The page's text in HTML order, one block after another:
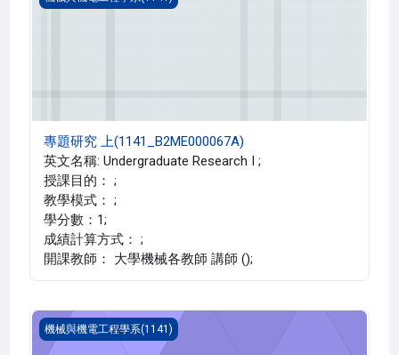
專題研究 上(1141_B2ME000067A)
英文名稱: Undergraduate Research I ;
授課目的： ;
教學模式： ;
學分數：1;
成績計算方式： ;
開課教師： 大學機械各教師 講師 ();
專題研究 三(1141_B2ME040006A)
機械與機電工程學系(1141)